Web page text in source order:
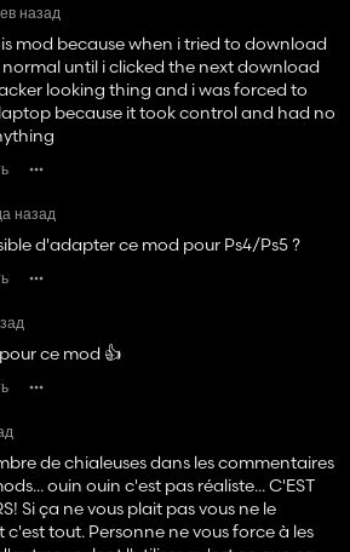
назад
mod because when i tried to download
until i clicked the next download
looking thing and i was forced to
because it took control and had no
назад
d'adapter ce mod pour Ps4/Ps5 ?
ce mod 👍
de chialeuses dans les commentaires
ouin ouin c'est pas réaliste... C'EST
Si ça ne vous plait pas vous ne le
tout. Personne ne vous force à les